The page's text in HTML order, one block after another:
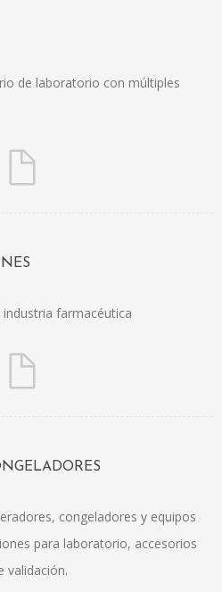
de laboratorio con múltiples
farmacéutica
congeladores y equipos
para laboratorio, accesorios
validación.